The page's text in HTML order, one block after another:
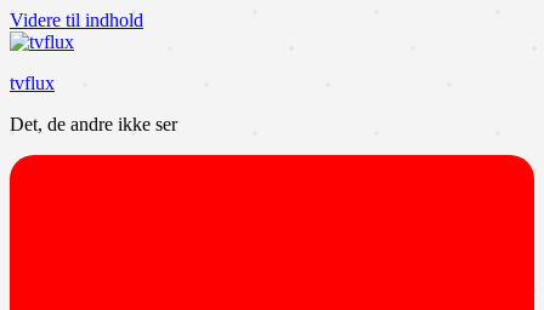
Videre til indhold
tvflux
Det, de andre ikke ser